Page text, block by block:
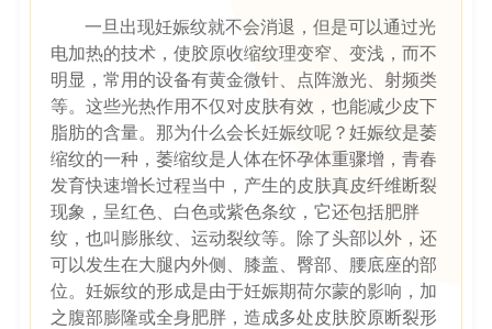
一旦出现妊娠纹就不会消退，但是可以通过光
电加热的技术，使胶原收缩纹理变窄、变浅，而不
明显，常用的设备有黄金微针、点阵激光、射频类
等。这些光热作用不仅对皮肤有效，也能减少皮下
脂肪的含量。那为什么会长妊娠纹呢？妊娠纹是萎
缩纹的一种，萎缩纹是人体在怀孕体重骤增，青春
发育快速增长过程当中，产生的皮肤真皮纤维断裂
现象，呈红色、白色或紫色条纹，它还包括肥胖
纹，也叫膨胀纹、运动裂纹等。除了头部以外，还
可以发生在大腿内外侧、膝盖、臀部、腰底座的部
位。妊娠纹的形成是由于妊娠期荷尔蒙的影响，加
之腹部膨隆或全身肥胖，造成多处皮肤胶原断裂形